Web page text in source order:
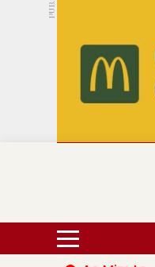
PUB.
Hoje 16ºC